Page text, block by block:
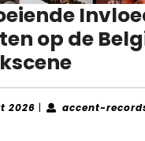
op de
De
2026 30
| accent-